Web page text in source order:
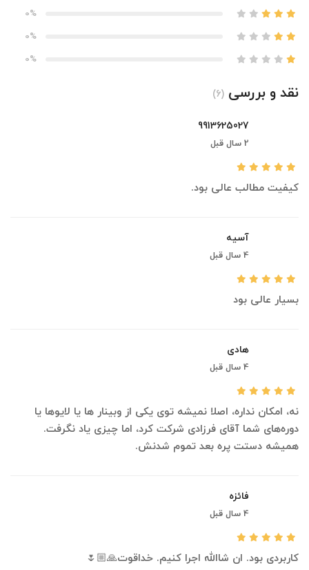
0%
0%
0%
نقد و بررسی (6)
9913625027
2 سال قبل
کیفیت مطالب عالی بود.
آسیه
4 سال قبل
بسیار عالی بود
هادی
4 سال قبل
نه، امکان نداره، اصلا نمیشه توی یکی از وبینار ها یا لایوها یا
دوره‌های شما آقای فرزادی شرکت کرد، اما چیزی یاد نگرفت.
همیشه دستت پره بعد تموم شدنش.
فائزه
4 سال قبل
کاربردی بود. ان شاالله اجرا کنیم. خداقوت🙏🏼🌷